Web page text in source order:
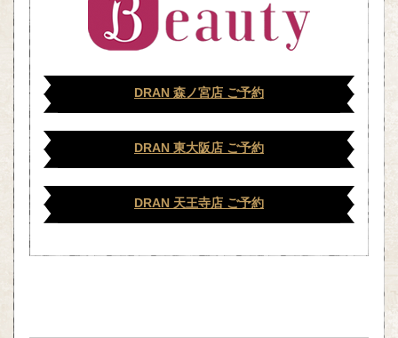
DRAN 森ノ宮店 ご予約
DRAN 東大阪店 ご予約
DRAN 天王寺店 ご予約